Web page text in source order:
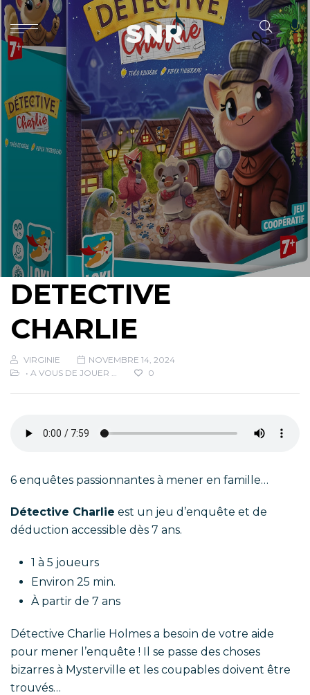
DETECTIVE
CHARLIE
VIRGINIE
NOVEMBRE 14, 2024
• A VOUS DE JOUER …
0
6 enquêtes passionnantes à mener en famille…
Détective Charlie est un jeu d’enquête et de
déduction accessible dès 7 ans.
1 à 5 joueurs
Environ 25 min.
À partir de 7 ans
Détective Charlie Holmes a besoin de votre aide
pour mener l’enquête ! Il se passe des choses
bizarres à Mysterville et les coupables doivent être
trouvés…